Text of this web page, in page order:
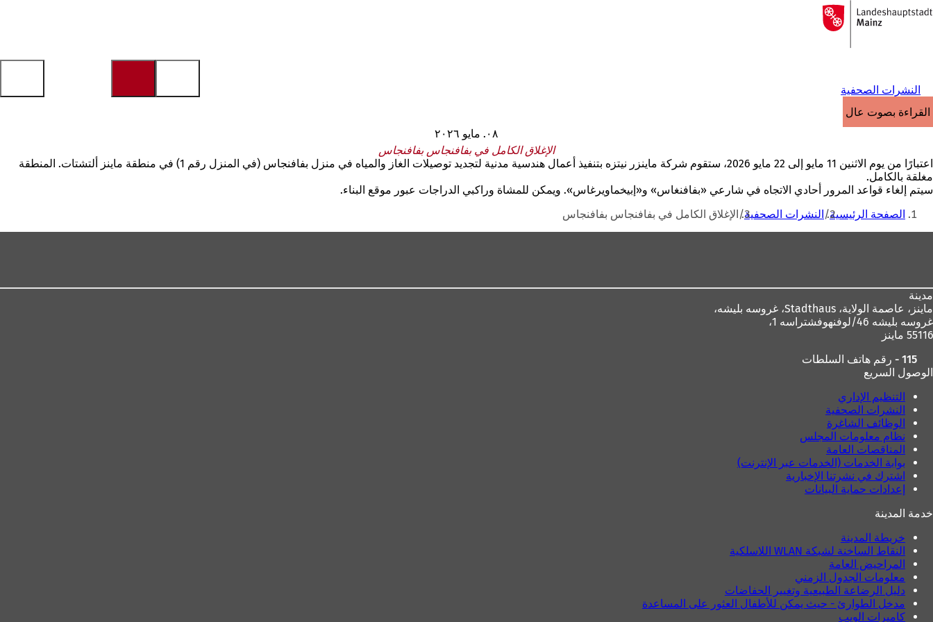
الانتقال إلى المحتوى
إلى
الصفحة
النشرات الصحفية
القراءة بصوت عالٍ
٠٨. مايو ٢٠٢٦
الإغلاق الكامل في بفافنجاس بفافنجاس
اعتبارًا من يوم الاثنين 11 مايو إلى 22 مايو 2026، ستقوم شركة ماينزر نيتزه بتنفيذ أعمال هندسية مدنية لتجديد توصيلات الغاز والمياه في منزل بفافنجاس (في المنزل رقم 1) في منطقة ماينز ألتشتات. المنطقة
مغلقة بالكامل.
سيتم إلغاء قواعد المرور أحادي الاتجاه في شارعي «بفافنغاس» و«إبيخماويرغاس». ويمكن للمشاة وراكبي الدراجات عبور موقع البناء.
أنت
الصفحة الرئيسية النشرات الصحفية الإغلاق الكامل في بفافنجاس بفافنجاس
مدينة
ماينز، عاصمة الولاية،
غروسه بليشه 46/لوفنهوفشتراسه 1،
55116 ماينز
115 - رقم هاتف السلطات
الوصول السريع
التنظيم الإداري
النشرات الصحفية
الوظائف الشاغرة
نظام معلومات المجلس
المناقصات العامة
بوابة الخدمات (الخدمات عبر الإنترنت)
اشترك في نشرتنا الإخبارية
إعدادات حماية البيانات
خدمة المدينة
خريطة المدينة
النقاط الساخنة لشبكة WLAN اللاسلكية
المراحيض العامة
معلومات الجدول الزمني
دليل الرضاعة الطبيعية وتغيير الحفاضات
مدخل الطوارئ - حيث يمكن للأطفال العثور على المساعدة
كاميرات الويب